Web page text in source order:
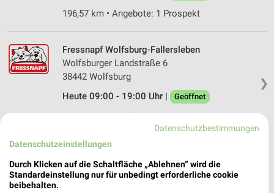
196,57 km • Angebote: 1 Prospekt
❯
Fressnapf Wolfsburg-Fallersleben
Wolfsburger Landstraße 6
38442 Wolfsburg
Heute 09:00 - 19:00 Uhr |
Geöffnet
Adersheimer Straße 62a
38304 Wolfenbüttel
Datenschutzbestimmungen
Datenschutzeinstellungen
Durch Klicken auf die Schaltfläche „Ablehnen“ wird die
Standardeinstellung nur für unbedingt erforderliche cookie
beibehalten.